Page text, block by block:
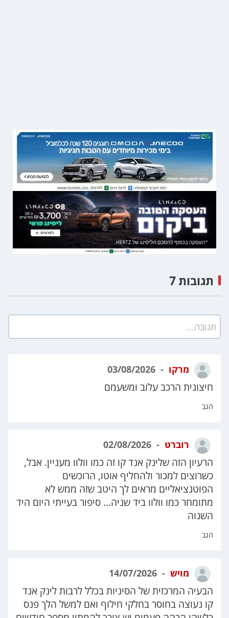
תגובה...
מרקו
חיצונית הרכב עלוב ומשעמם
הגב
רוברט
הרעיון הזה שלינק אנד קו זה כמו וולוו מעניין. אבל,
כשרוצים למכור ולהחליף אוטו, הרוכשים
הפוטנציאליים מראים לך היטב שזה ממש לא
מתומחר כמו וולוו ביד שניה... סיפור בעייתי היום היד
השנוה
הגב
מויש
הבעיה המרכזית של הסיניות בכלל לרבות לינק אנד
קו נעוצה בחוסר בחלקי חילוף ואם למשל הלך פנס